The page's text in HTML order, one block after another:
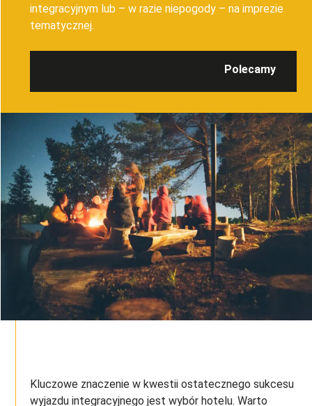
integracyjnym lub – w razie niepogody – na imprezie
tematycznej.
Polecamy
Kluczowe znaczenie w kwestii ostatecznego sukcesu
wyjazdu integracyjnego jest wybór hotelu. Warto